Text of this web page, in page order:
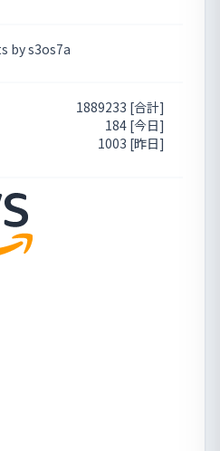
by s3os7a
1889233 [合計]
184 [今日]
1003 [昨日]